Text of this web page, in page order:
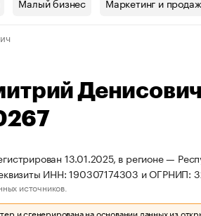
13.01.2025, в регионе —
ИНН: 190307174303 и ОГРНИП:
источников.
и сгенерирована на основании данных из